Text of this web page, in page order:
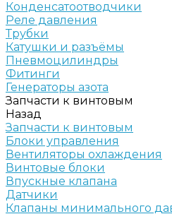
Конденсатоотводчики
Реле давления
Трубки
Катушки и разъёмы
Пневмоцилиндры
Фитинги
Генераторы азота
Запчасти к винтовым
Назад
Запчасти к винтовым
Блоки управления
Вентиляторы охлаждения
Винтовые блоки
Впускные клапана
Датчики
Клапаны минимального